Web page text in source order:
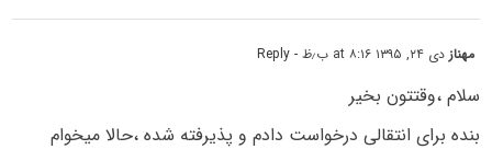
مهنازدی ۲۴, ۱۳۹۵ at ۸:۱۶ ب٫ظ - Reply
سلام ،وقتتون بخیر
بنده برای انتقالی درخواست دادم و پذیرفته شده ،حالا میخوام